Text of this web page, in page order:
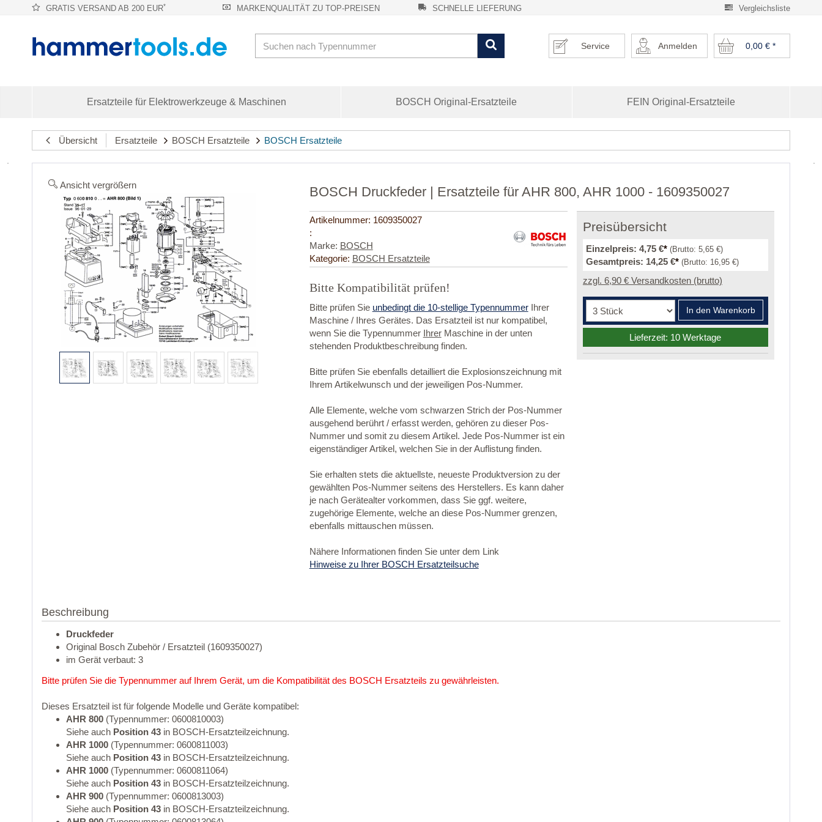
Vergleichsliste
GRATIS VERSAND AB 200 EUR* MARKENQUALITÄT ZU TOP-PREISEN SCHNELLE LIEFERUNG
0,00 €*
Anmelden
Service
Ersatzteile für Elektrowerkzeuge & Maschinen BOSCH Original-Ersatzteile FEIN Original-Ersatzteile
Übersicht Ersatzteile BOSCH Ersatzteile BOSCH Ersatzteile
Ansicht vergrößern BOSCH Druckfeder | Ersatzteile für AHR 800, AHR 1000 - 1609350027
Artikelnummer: 1609350027
:
Marke: BOSCH
Kategorie: BOSCH Ersatzteile
Bitte Kompatibilität prüfen!
Bitte prüfen Sie unbedingt die 10-stellige TypennummerIhrer
Maschine / Ihres Gerätes. Das Ersatzteil ist nur kompatibel,
wenn Sie die Typennummer IhrerMaschine in der unten
stehenden Produktbeschreibung finden.
Bitte prüfen Sie ebenfalls detailliert die Explosionszeichnung mit
Ihrem Artikelwunsch und der jeweiligen Pos-Nummer.
Alle Elemente, welche vom schwarzen Strich der Pos-Nummer
ausgehend berührt / erfasst werden, gehören zu dieser Pos-
Nummer und somit zu diesem Artikel. Jede Pos-Nummer ist ein
eigenständiger Artikel, welchen Sie in der Auflistung finden.
Sie erhalten stets die aktuellste, neueste Produktversion zu der
gewählten Pos-Nummer seitens des Herstellers. Es kann daher
je nach Gerätealter vorkommen, dass Sie ggf. weitere,
zugehörige Elemente, welche an diese Pos-Nummer grenzen,
ebenfalls mittauschen müssen.
Nähere Informationen finden Sie unter dem Link
Hinweise zu Ihrer BOSCH Ersatzteilsuche
Preisübersicht
Einzelpreis: 4,75 €* (Brutto: 5,65 €)
Gesamtpreis: 14,25 €* (Brutto: 16,95 €)
zzgl. 6,90 € Versandkosten (brutto)
In den Warenkorb
Lieferzeit: 10 Werktage
Beschreibung
Druckfeder
Original Bosch Zubehör / Ersatzteil (1609350027)
im Gerät verbaut: 3
Bitte prüfen Sie die Typennummer auf Ihrem Gerät, um die Kompatibilität des BOSCH Ersatzteils zu gewährleisten.
Dieses Ersatzteil ist für folgende Modelle und Geräte kompatibel:
AHR 800 (Typennummer: 0600810003)
Siehe auch Position 43 in BOSCH-Ersatzteilzeichnung.
AHR 1000 (Typennummer: 0600811003)
Siehe auch Position 43 in BOSCH-Ersatzteilzeichnung.
AHR 1000 (Typennummer: 0600811064)
Siehe auch Position 43 in BOSCH-Ersatzteilzeichnung.
AHR 900 (Typennummer: 0600813003)
Siehe auch Position 43 in BOSCH-Ersatzteilzeichnung.